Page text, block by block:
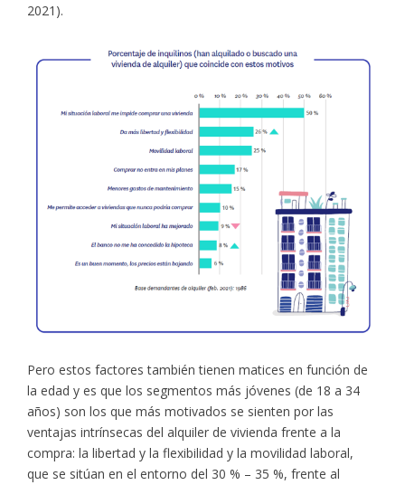
2021).
Pero estos factores también tienen matices en función de
la edad y es que los segmentos más jóvenes (de 18 a 34
años) son los que más motivados se sienten por las
ventajas intrínsecas del alquiler de vivienda frente a la
compra: la libertad y la flexibilidad y la movilidad laboral,
que se sitúan en el entorno del 30 % – 35 %, frente al